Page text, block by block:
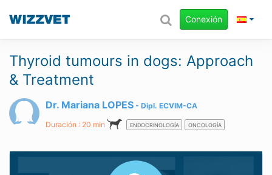
Conexión
Thyroid tumours in dogs: Approach
& Treatment
Dr. Mariana LOPES Dipl. ECVIM-CA
Duración : 20 min ENDOCRINOLOGÍA ONCOLOGÍA